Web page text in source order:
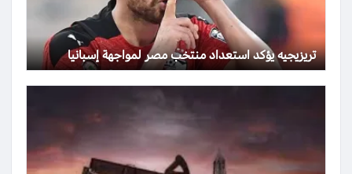
تريزيجيه يؤكد استعداد منتخب مصر لمواجهة إسبانيا